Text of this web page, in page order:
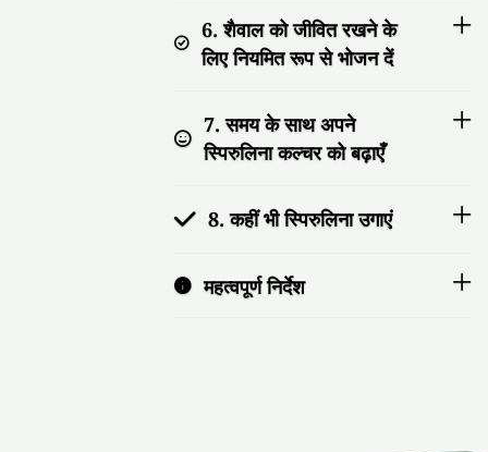
6. शैवाल को जीवित रखने के
लिए नियमित रूप से भोजन दें
7. समय के साथ अपने
स्पिरुलिना कल्चर को बढ़ाएँ
8. कहीं भी स्पिरुलिना उगाएं
महत्वपूर्ण निर्देश